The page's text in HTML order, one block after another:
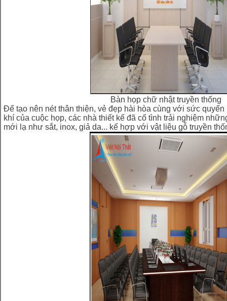
Bàn họp chữ nhật truyền thống
Để tạo nên nét thân thiện, vẻ đẹp hài hòa cùng với sức quyến
khí của cuộc họp, các nhà thiết kế đã cố tình trải nghiệm
mới lạ như sắt, inox, giả da... kế hợp với vật liệu gỗ truyền